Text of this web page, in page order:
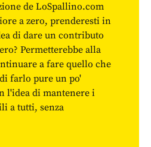
de LoSpallino.com
a zero, prenderesti in
di dare un contributo
Permetterebbe alla
a fare quello che
farlo pure un po'
l'idea di mantenere i
a tutti, senza